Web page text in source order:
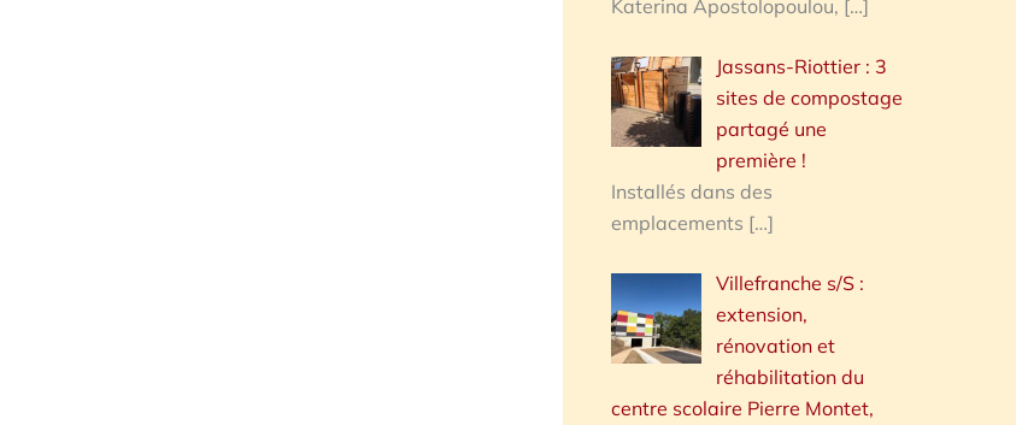
Katerina Apostolopoulou, […]
Jassans-Riottier : 3
sites de compostage
partagé une
première !
Installés dans des
emplacements […]
Villefranche s/S :
extension,
rénovation et
réhabilitation du
centre scolaire Pierre Montet,